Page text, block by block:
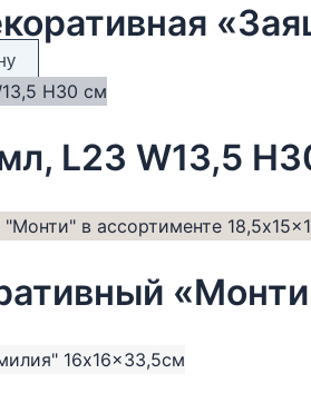
L23 W13,5